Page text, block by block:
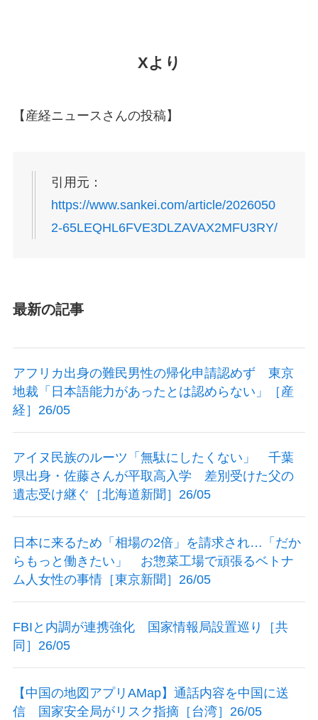
Xより
【産経ニュースさんの投稿】
引用元：
https://www.sankei.com/article/2026050
2-65LEQHL6FVE3DLZAVAX2MFU3RY/
最新の記事
アフリカ出身の難民男性の帰化申請認めず 東京
地裁「日本語能力があったとは認めらない」［産
経］26/05
アイヌ民族のルーツ「無駄にしたくない」 千葉
県出身・佐藤さんが平取高入学 差別受けた父の
遺志受け継ぐ［北海道新聞］26/05
日本に来るため「相場の2倍」を請求され…「だか
らもっと働きたい」 お惣菜工場で頑張るベトナ
ム人女性の事情［東京新聞］26/05
FBIと内調が連携強化 国家情報局設置巡り［共
同］26/05
【中国の地図アプリAMap】通話内容を中国に送
信 国家安全局がリスク指摘［台湾］26/05